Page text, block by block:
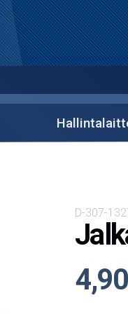
D-307-